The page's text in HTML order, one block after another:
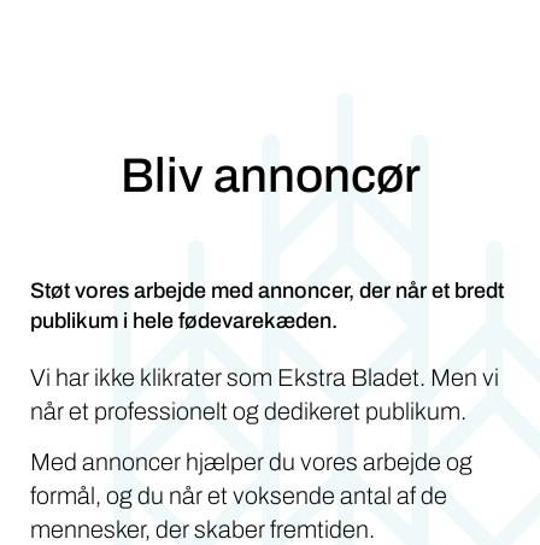
Bliv annoncør
Støt vores arbejde med annoncer, der når et bredt
publikum i hele fødevarekæden.
Vi har ikke klikrater som Ekstra Bladet. Men vi
når et professionelt og dedikeret publikum.
Med annoncer hjælper du vores arbejde og
formål, og du når et voksende antal af de
mennesker, der skaber fremtiden.